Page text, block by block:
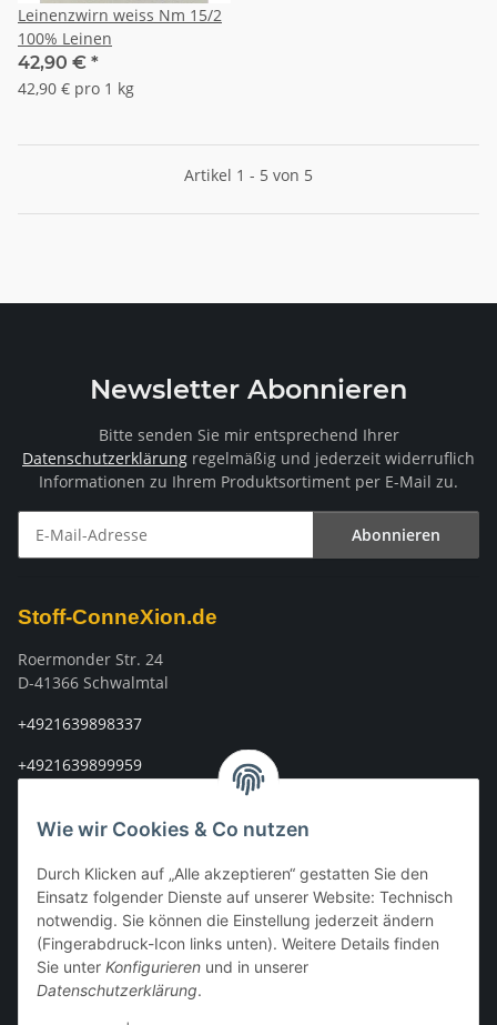
Wie wir Cookies & Co nutzen
Durch Klicken auf „Alle akzeptieren“ gestatten Sie den
Einsatz folgender Dienste auf unserer Website: Technisch
notwendig. Sie können die Einstellung jederzeit ändern
(Fingerabdruck-Icon links unten). Weitere Details finden
Sie unter Konfigurieren und in unserer
Datenschutzerklärung.
Leinenzwirn weiss Nm 15/2
100% Leinen
42,90 € *
42,90 € pro 1 kg
Artikel 1 - 5 von 5
Newsletter Abonnieren
Bitte senden Sie mir entsprechend Ihrer
Datenschutzerklärung regelmäßig und jederzeit widerruflich
Informationen zu Ihrem Produktsortiment per E-Mail zu.
Abonnieren
Stoff-ConneXion.de
Roermonder Str. 24
D-41366 Schwalmtal
+4921639898337
+4921639899959
Rechtliches
Mein Konto